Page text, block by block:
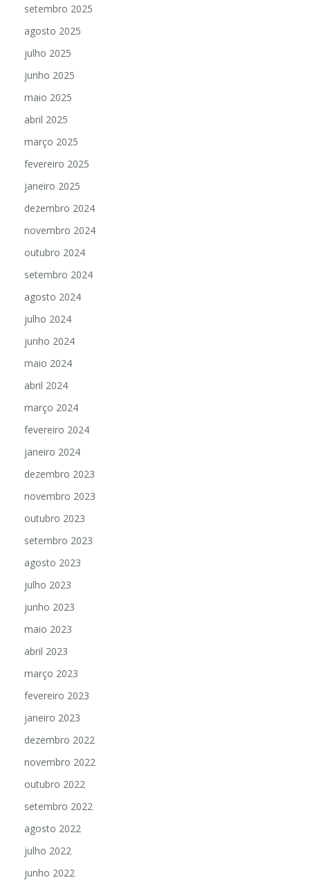
setembro 2025
agosto 2025
julho 2025
junho 2025
maio 2025
abril 2025
março 2025
fevereiro 2025
janeiro 2025
dezembro 2024
novembro 2024
outubro 2024
setembro 2024
agosto 2024
julho 2024
junho 2024
maio 2024
abril 2024
março 2024
fevereiro 2024
janeiro 2024
dezembro 2023
novembro 2023
outubro 2023
setembro 2023
agosto 2023
julho 2023
junho 2023
maio 2023
abril 2023
março 2023
fevereiro 2023
janeiro 2023
dezembro 2022
novembro 2022
outubro 2022
setembro 2022
agosto 2022
julho 2022
junho 2022